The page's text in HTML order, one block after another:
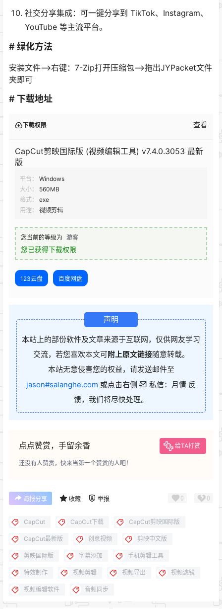
社交分享集成：可一键分享到 TikTok、Instagram、
YouTube 等主流平台。
# 绿化方法
安装文件–>右键：7-Zip打开压缩包–>拖出JYPacket文件
夹即可
# 下载地址
下载权限 查看
CapCut剪映国际版 (视频编辑工具) v7.4.0.3053 最新
版
平台：
Windows
大小：
560MB
格式：
exe
用途：
视频剪辑
您当前的等级为 游客
您已获得下载权限
123云盘 百度网盘
声明
本站上的部份软件及文章来源于互联网，仅供网友学习
交流，若您喜欢本文可附上原文链接随意转载。
本站无意侵害您的权益，请发送邮件至
jason#salanghe.com 或点击右侧
私信：月情 反
馈，我们将尽快处理。
点点赞赏，手留余香 给TA打赏
还没有人赞赏，快来当第一个赞赏的人吧！
海报分享 收藏 举报 0 0
CapCut CapCut下载 CapCut剪映国际版
CapCut最新版 创意视频 剪映中文版
剪映国际版 字幕添加 手机剪辑工具
特效制作 视频剪辑 视频导出 视频滤镜
视频编辑软件 音频同步